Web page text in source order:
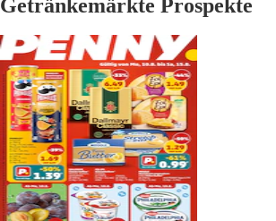
Getränkemärkte Prospekte